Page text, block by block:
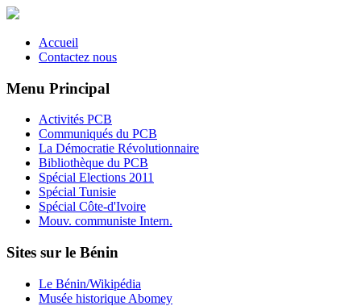
Accueil
Contactez nous
Menu Principal
Activités PCB
Communiqués du PCB
La Démocratie Révolutionnaire
Bibliothèque du PCB
Spécial Elections 2011
Spécial Tunisie
Spécial Côte-d'Ivoire
Mouv. communiste Intern.
Sites sur le Bénin
Le Bénin/Wikipédia
Musée historique Abomey